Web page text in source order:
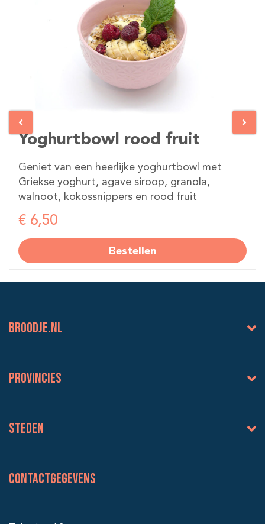
Yoghurtbowl rood fruit
Geniet van een heerlijke yoghurtbowl met
Griekse yoghurt, agave siroop, granola,
walnoot, kokossnippers en rood fruit
€ 6,50
Bestellen
BROODJE.NL
Provincies
Steden
Contactgegevens